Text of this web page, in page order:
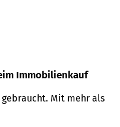
Immobilienkauf
gebraucht. Mit mehr als